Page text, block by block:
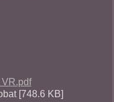
[748.6 KB]